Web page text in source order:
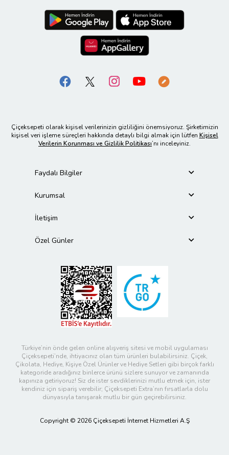
Çiçeksepeti olarak kişisel verilerinizin gizliliğini önemsiyoruz. Şirketimizin
kişisel veri işleme süreçleri hakkında detaylı bilgi almak için lütfen Kişisel
Verilerin Korunması ve Gizlilik Politikası’nı inceleyiniz.
Faydalı Bilgiler
Kurumsal
İletişim
Özel Günler
Türkiye’nin önde gelen online alışveriş sitesi ve mobil uygulaması
Çiçeksepeti’nde, ihtiyacınız olan tüm ürünleri bulabilirsiniz. Çiçek,
Çikolata, Hediye, Kişiye Özel Ürünler ve Hediye Setleri gibi birçok farklı
kategoride aradığınız binlerce ürünü sizlere sunuyor ve zamanında
kapınıza getiriyoruz! Siz de ister sevdiklerinizi mutlu etmek için, ister
kendiniz için sipariş verebilir; Çiçeksepeti Extra’nın fırsatlarla dolu
dünyasıyla tanışarak mutlu bir gün geçirebilirsiniz.
Copyright © 2026 Çiçeksepeti İnternet Hizmetleri A.Ş